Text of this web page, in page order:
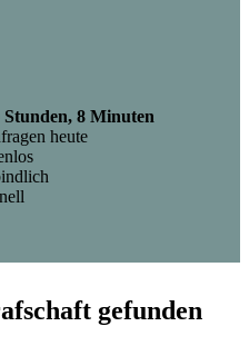
Stunden, 8 Minuten
heute
gefunden